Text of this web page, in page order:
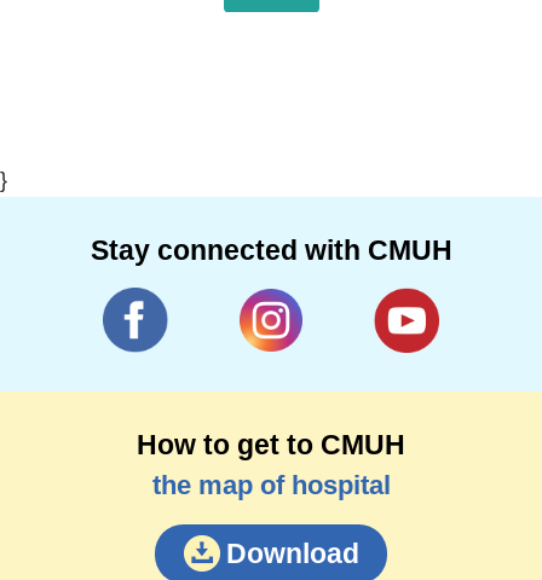
}
Stay connected with CMUH
How to get to CMUH
the map of hospital
Download